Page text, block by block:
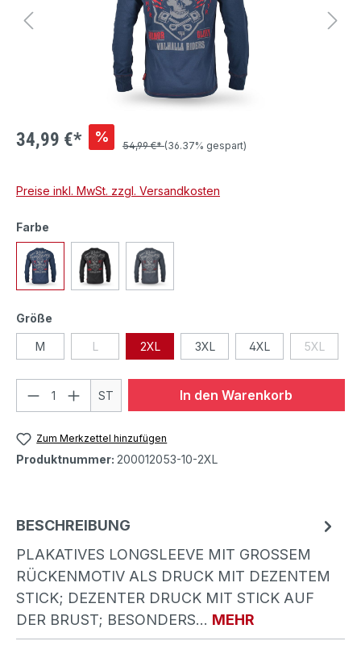
34,99 €* %
54,99 €*(36.37% gespart)
Preise inkl. MwSt. zzgl. Versandkosten
Farbe
Größe
M L 2XL 3XL 4XL 5XL
ST In den Warenkorb
Zum Merkzettel hinzufügen
Produktnummer: 200012053-10-2XL
BESCHREIBUNG
PLAKATIVES LONGSLEEVE MIT GROSSEM R
ÜCKENMOTIV ALS DRUCK MIT DEZENTEM S
TICK; DEZENTER DRUCK MIT STICK AUF D
ER BRUST; BESONDERS… MEHR